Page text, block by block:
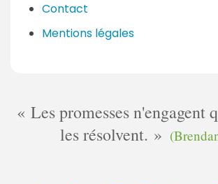
Contact
Mentions légales
Les promesses n'engagent
les résolvent.